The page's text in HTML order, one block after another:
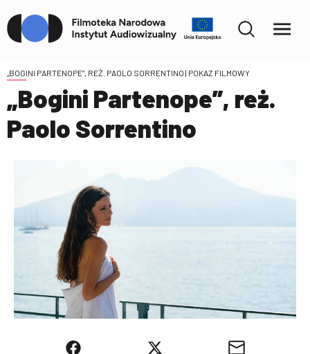
„BOGINI PARTENOPE”, REŻ. PAOLO SORRENTINO | POKAZ FILMOWY
„Bogini Partenope”, reż.
Paolo Sorrentino